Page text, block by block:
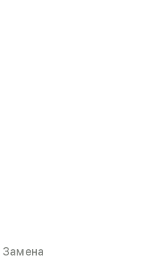
Замена